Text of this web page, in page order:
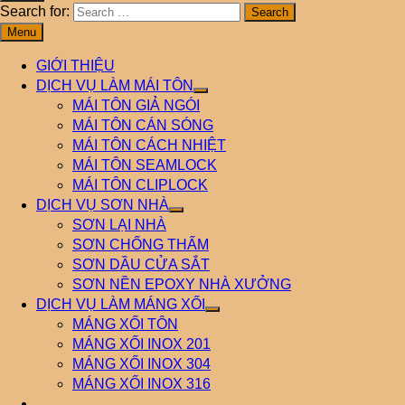
Search for:
Menu
GIỚI THIỆU
DỊCH VỤ LÀM MÁI TÔN
MÁI TÔN GIẢ NGÓI
MÁI TÔN CÁN SÓNG
MÁI TÔN CÁCH NHIỆT
MÁI TÔN SEAMLOCK
MÁI TÔN CLIPLOCK
DỊCH VỤ SƠN NHÀ
SƠN LẠI NHÀ
SƠN CHỐNG THẤM
SƠN DẦU CỬA SẮT
SƠN NỀN EPOXY NHÀ XƯỞNG
DỊCH VỤ LÀM MÁNG XỐI
MÁNG XỐI TÔN
MÁNG XỐI INOX 201
MÁNG XỐI INOX 304
MÁNG XỐI INOX 316